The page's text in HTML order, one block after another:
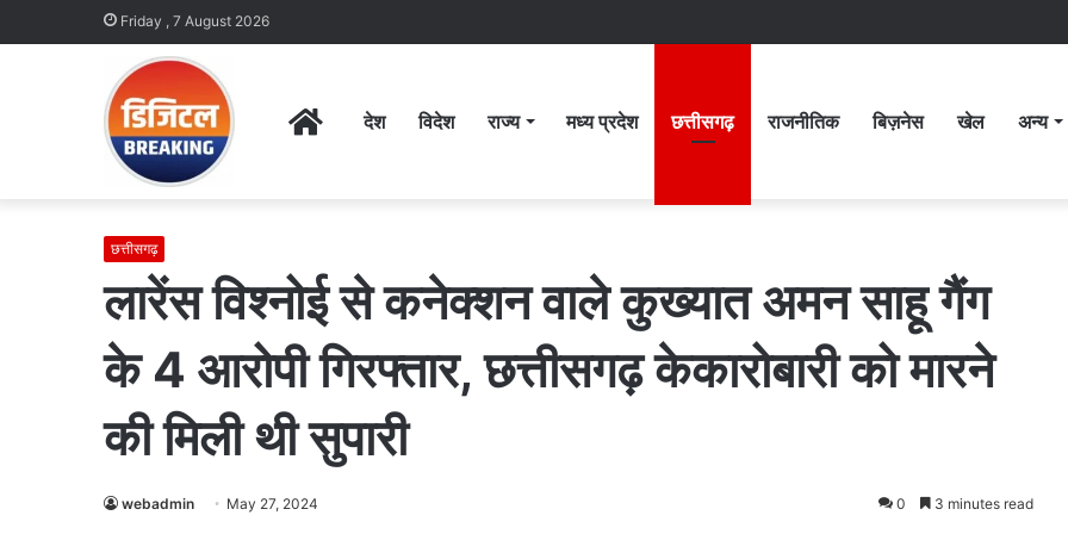
Friday , 7 August 2026
Homeदेश विदेश राज्य मध्य प्रदेश छत्तीसगढ़ राजनीतिक बिज़नेस खेल अन्य
छत्तीसगढ़
लारेंस विश्नोई से कनेक्शन वाले कुख्यात अमन साहू गैंग
के 4 आरोपी गिरफ्तार, छत्तीसगढ़ केकारोबारी को मारने
की मिली थी सुपारी
webadmin May 27, 2024 0 3 minutes read